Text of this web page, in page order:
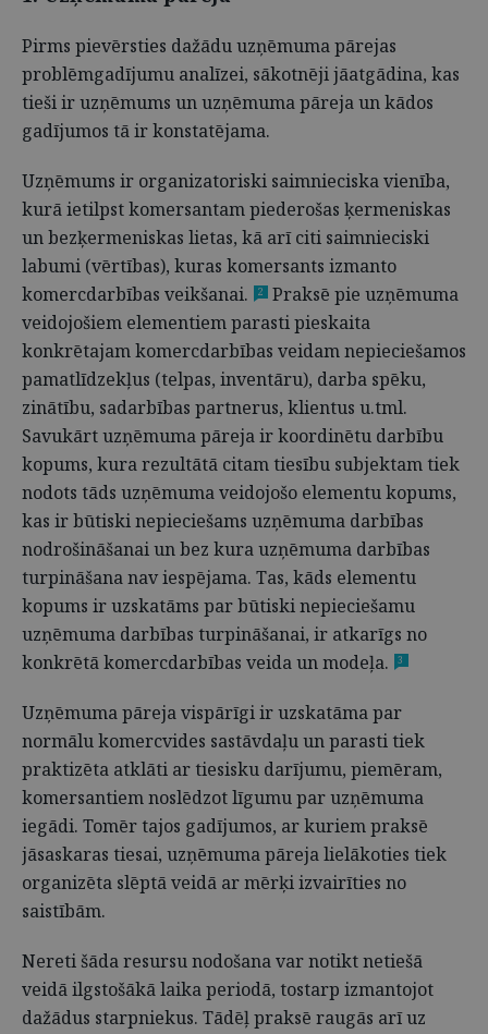
Pirms pievērsties dažādu uzņēmuma pārejas
problēmgadījumu analīzei, sākotnēji jāatgādina, kas
tieši ir uzņēmums un uzņēmuma pāreja un kādos
gadījumos tā ir konstatējama.
Uzņēmums ir organizatoriski saimnieciska vienība,
kurā ietilpst komersantam piederošas ķermeniskas
un bezķermeniskas lietas, kā arī citi saimnieciski
labumi (vērtības), kuras komersants izmanto
komercdarbības veikšanai.
2
Praksē pie uzņēmuma
veidojošiem elementiem parasti pieskaita
konkrētajam komercdarbības veidam nepieciešamos
pamatlīdzekļus (telpas, inventāru), darba spēku,
zinātību, sadarbības partnerus, klientus u.tml.
Savukārt uzņēmuma pāreja ir koordinētu darbību
kopums, kura rezultātā citam tiesību subjektam tiek
nodots tāds uzņēmuma veidojošo elementu kopums,
kas ir būtiski nepieciešams uzņēmuma darbības
nodrošināšanai un bez kura uzņēmuma darbības
turpināšana nav iespējama. Tas, kāds elementu
kopums ir uzskatāms par būtiski nepieciešamu
uzņēmuma darbības turpināšanai, ir atkarīgs no
konkrētā komercdarbības veida un modeļa.
3
Uzņēmuma pāreja vispārīgi ir uzskatāma par
normālu komercvides sastāvdaļu un parasti tiek
praktizēta atklāti ar tiesisku darījumu, piemēram,
komersantiem noslēdzot līgumu par uzņēmuma
iegādi. Tomēr tajos gadījumos, ar kuriem praksē
jāsaskaras tiesai, uzņēmuma pāreja lielākoties tiek
organizēta slēptā veidā ar mērķi izvairīties no
saistībām.
Nereti šāda resursu nodošana var notikt netiešā
veidā ilgstošākā laika periodā, tostarp izmantojot
dažādus starpniekus. Tādēļ praksē raugās arī uz